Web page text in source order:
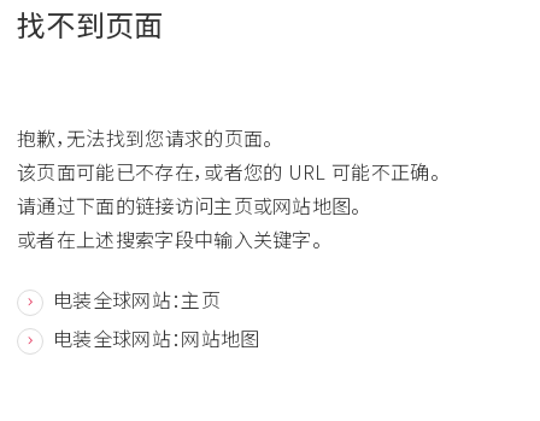
找不到页面
抱歉，无法找到您请求的页面。
该页面可能已不存在，或者您的 URL 可能不正确。
请通过下面的链接访问主页或网站地图。
或者在上述搜索字段中输入关键字。
电装全球网站：主页
电装全球网站：网站地图